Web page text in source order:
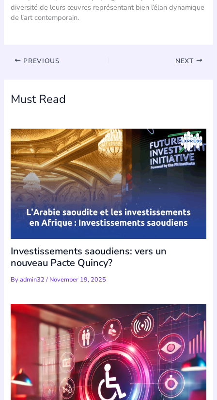
diversité de leurs œuvres représentant bien l’élan dynamique
de l’art contemporain.
PREVIOUS NEXT
Must Read
Investissements saoudiens: vers un
nouveau Pacte Quincy?
Byadmin32/ November 19, 2025